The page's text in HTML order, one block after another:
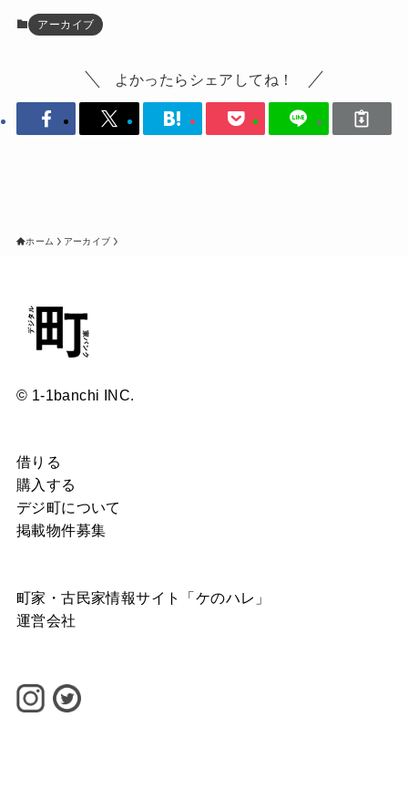
アーカイブ
よかったらシェアしてね！
ホーム アーカイブ
© 1-1banchi INC.
借りる
購入する
デジ町について
掲載物件募集
町家・古民家情報サイト「ケのハレ」
運営会社